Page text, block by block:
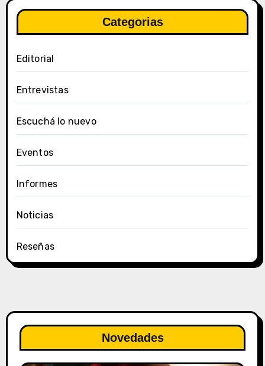
Categorias
Editorial
Entrevistas
Escuchá lo nuevo
Eventos
Informes
Noticias
Reseñas
Novedades